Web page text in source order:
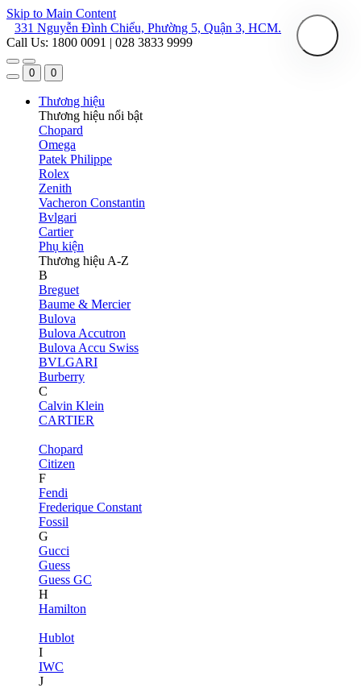
Skip to Main Content
331 Nguyễn Đình Chiểu, Phường 5, Quận 3, HCM.
Call Us: 1800 0091 | 028 3833 9999
0 0
Thương hiệu
Thương hiệu nổi bật
Chopard
Omega
Patek Philippe
Rolex
Zenith
Vacheron Constantin
Bvlgari
Cartier
Phụ kiện
Thương hiệu A-Z
B
Breguet
Baume & Mercier
Bulova
Bulova Accutron
Bulova Accu Swiss
BVLGARI
Burberry
C
Calvin Klein
CARTIER
Chopard
Citizen
F
Fendi
Frederique Constant
Fossil
G
Gucci
Guess
Guess GC
H
Hamilton
Hublot
I
IWC
J